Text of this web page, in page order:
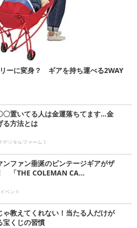
ーに変身？ ギアを持ち運べる2WAY
〇置いてる人は金運落ちてます…金
る方法とは
デジタルファーム )
ンファン垂涎のビンテージギアがザ
「THE COLEMAN CA...
ベント
ゃ教えてくれない！当たる人だけが
宝くじの習慣